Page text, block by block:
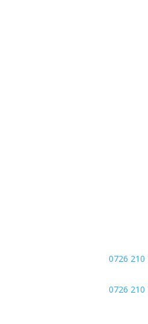
0726 210
0726 210